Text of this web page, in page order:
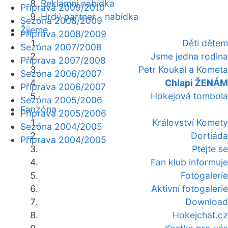
Reklamní nabídka
Hrdý partner - nabídka
Žijeme
Děti dětem
Jsme jedna rodina
Petr Koukal a Kometa
Chlapi ŽENÁM
Hokejová tombola
Fanzóna
Království Komety
Dortiáda
Ptejte se
Fan klub informuje
Fotogalerie
Aktivní fotogalerie
Download
Hokejchat.cz
Příprava 2009/2010
Sezóna 2008/2009
Příprava 2008/2009
Sezóna 2007/2008
Příprava 2007/2008
Sezóna 2006/2007
Příprava 2006/2007
Sezóna 2005/2006
Příprava 2005/2006
Sezóna 2004/2005
Příprava 2004/2005